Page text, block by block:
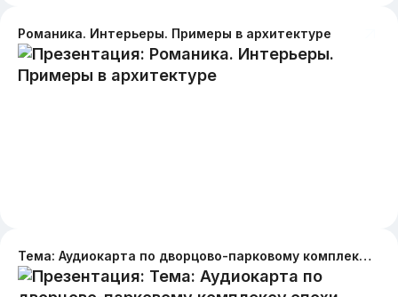
Романика. Интерьеры. Примеры в архитектуре
Тема: Аудиокарта по дворцово-парковому комплексу эпохи Екатерины Великой Цель: Создание аудиогида на район Царицыно, построенный по повелению Екатерины 2